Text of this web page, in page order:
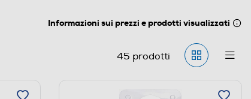
Informazioni sui prezzi e prodotti visualizzati
45 prodotti